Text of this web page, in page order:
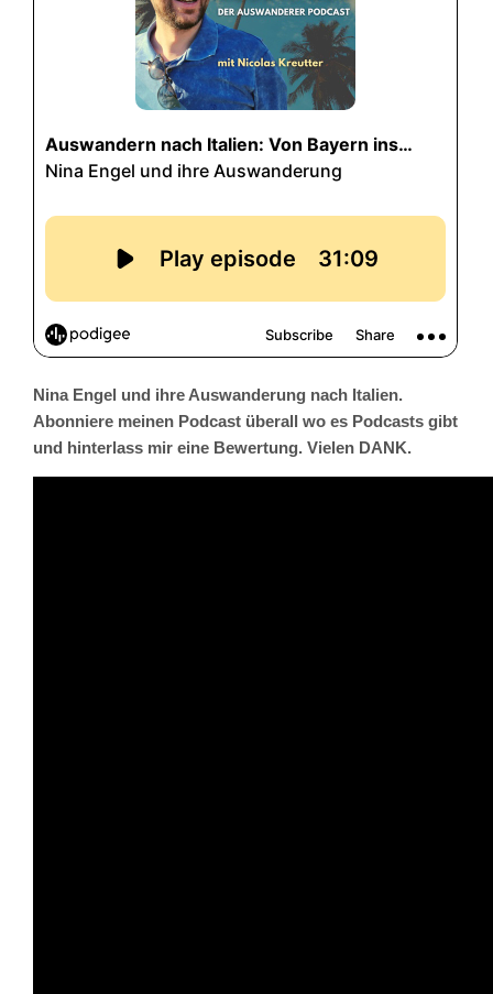
Nina Engel und ihre Auswanderung nach Italien.
Abonniere meinen Podcast überall wo es Podcasts gibt
und hinterlass mir eine Bewertung. Vielen DANK.